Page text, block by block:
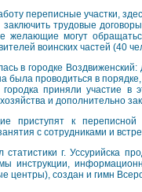
переписные участки,
трудовые
желающие могут
воинских частей (40
в городке
была проводиться в
приняли участие
и дополнительно
приступят к переписной
с сотрудниками и
г. Уссурийска
инструкции,
центры), создан и гимн